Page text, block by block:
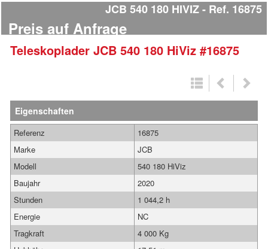
JCB 540 180 HIVIZ Ref. 16875
Preis auf Anfrage
Teleskoplader JCB 540 180 HiViz #16875
Eigenschaften
Referenz
16875
Marke
JCB
Modell
540 180 HiViz
Baujahr
2020
Stunden
1 044,2 h
Energie
NC
Tragkraft
4 000 Kg